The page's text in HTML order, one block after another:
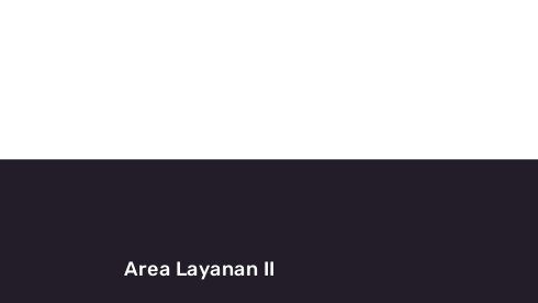
Area Layanan II